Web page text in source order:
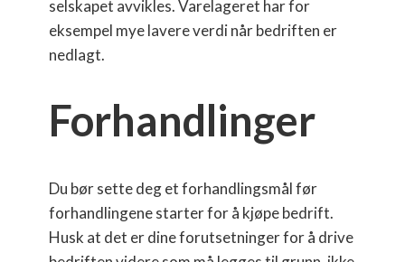
selskapet avvikles. Varelageret har for
eksempel mye lavere verdi når bedriften er
nedlagt.
Forhandlinger
Du bør sette deg et forhandlingsmål før
forhandlingene starter for å kjøpe bedrift.
Husk at det er dine forutsetninger for å drive